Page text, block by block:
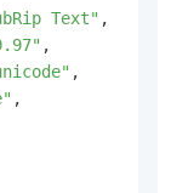
Text" ,
,
,
,